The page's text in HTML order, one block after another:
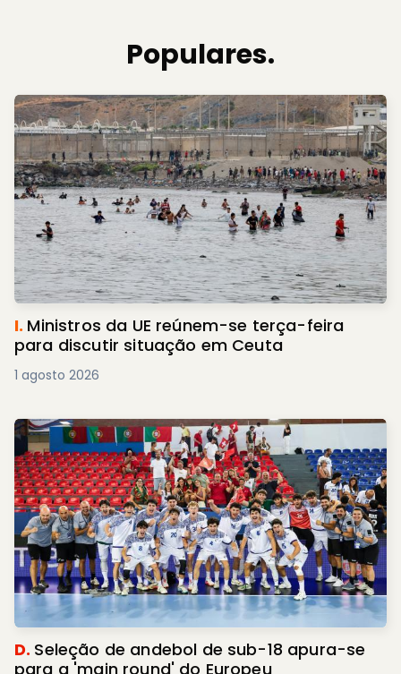
Populares.
I. Ministros da UE reúnem-se terça-feira
para discutir situação em Ceuta
1 agosto 2026
D. Seleção de andebol de sub-18 apura-se
para a 'main round' do Europeu